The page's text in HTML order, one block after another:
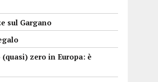
sul Gargano
zero in Europa: è